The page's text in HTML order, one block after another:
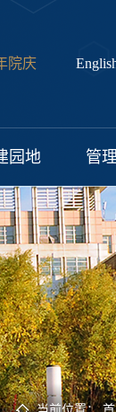
院庆
园地 管